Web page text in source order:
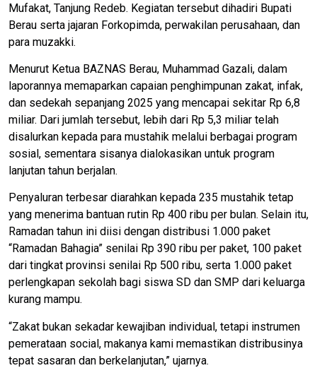
Mufakat, Tanjung Redeb. Kegiatan tersebut dihadiri Bupati
Berau serta jajaran Forkopimda, perwakilan perusahaan, dan
para muzakki.
Menurut Ketua BAZNAS Berau, Muhammad Gazali, dalam
laporannya memaparkan capaian penghimpunan zakat, infak,
dan sedekah sepanjang 2025 yang mencapai sekitar Rp 6,8
miliar. Dari jumlah tersebut, lebih dari Rp 5,3 miliar telah
disalurkan kepada para mustahik melalui berbagai program
sosial, sementara sisanya dialokasikan untuk program
lanjutan tahun berjalan.
Penyaluran terbesar diarahkan kepada 235 mustahik tetap
yang menerima bantuan rutin Rp 400 ribu per bulan. Selain itu,
Ramadan tahun ini diisi dengan distribusi 1.000 paket
“Ramadan Bahagia” senilai Rp 390 ribu per paket, 100 paket
dari tingkat provinsi senilai Rp 500 ribu, serta 1.000 paket
perlengkapan sekolah bagi siswa SD dan SMP dari keluarga
kurang mampu.
“Zakat bukan sekadar kewajiban individual, tetapi instrumen
pemerataan social, makanya kami memastikan distribusinya
tepat sasaran dan berkelanjutan,” ujarnya.